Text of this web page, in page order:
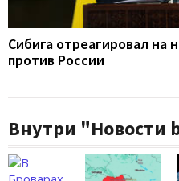
Сибига отреагировал на
против России
Внутри "Новости